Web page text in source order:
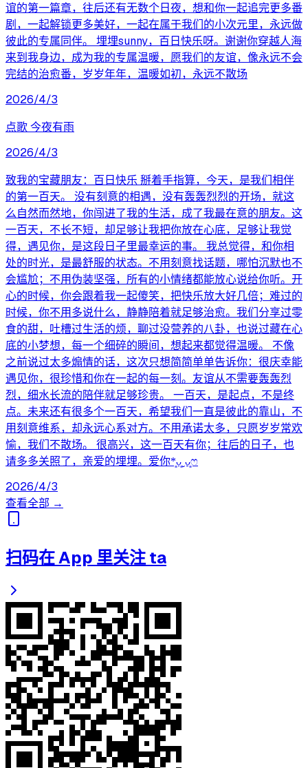
谊的第一篇章，往后还有无数个日夜，想和你一起追完更多番
剧，一起解锁更多美好，一起在属于我们的小次元里，永远做
彼此的专属同伴。 埋埋sunny，百日快乐呀。谢谢你穿越人海
来到我身边，成为我的专属温暖，愿我们的友谊，像永远不会
完结的治愈番，岁岁年年，温暖如初，永远不散场
2026/4/3
点歌 今夜有雨
2026/4/3
致我的宝藏朋友：百日快乐 掰着手指算，今天，是我们相伴
的第一百天。 没有刻意的相遇，没有轰轰烈烈的开场，就这
么自然而然地，你闯进了我的生活，成了我最在意的朋友。这
一百天，不长不短，却足够让我把你放在心底，足够让我觉
得，遇见你，是这段日子里最幸运的事。 我总觉得，和你相
处的时光，是最舒服的状态。不用刻意找话题，哪怕沉默也不
会尴尬；不用伪装坚强，所有的小情绪都能放心说给你听。开
心的时候，你会跟着我一起傻笑，把快乐放大好几倍；难过的
时候，你不用多说什么，静静陪着就足够治愈。我们分享过零
食的甜，吐槽过生活的烦，聊过没营养的八卦，也说过藏在心
底的小梦想，每一个细碎的瞬间，想起来都觉得温暖。 不像
之前说过太多煽情的话，这次只想简简单单告诉你：很庆幸能
遇见你，很珍惜和你在一起的每一刻。友谊从不需要轰轰烈
烈，细水长流的陪伴就足够珍贵。 一百天，是起点，不是终
点。未来还有很多个一百天，希望我们一直是彼此的靠山，不
用刻意维系，却永远心系对方。不用承诺太多，只愿岁岁常欢
愉，我们不散场。 很高兴，这一百天有你；往后的日子，也
请多多关照了，亲爱的埋埋。爱你*͈ᴗ͈ˬᴗ͈ෆ
2026/4/3
查看全部 →
扫码在 App 里关注 ta